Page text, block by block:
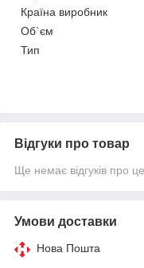
Країна виробник
Об`єм
Тип
Відгуки про товар
Ще немає відгуків про
Умови доставки
Нова Пошта